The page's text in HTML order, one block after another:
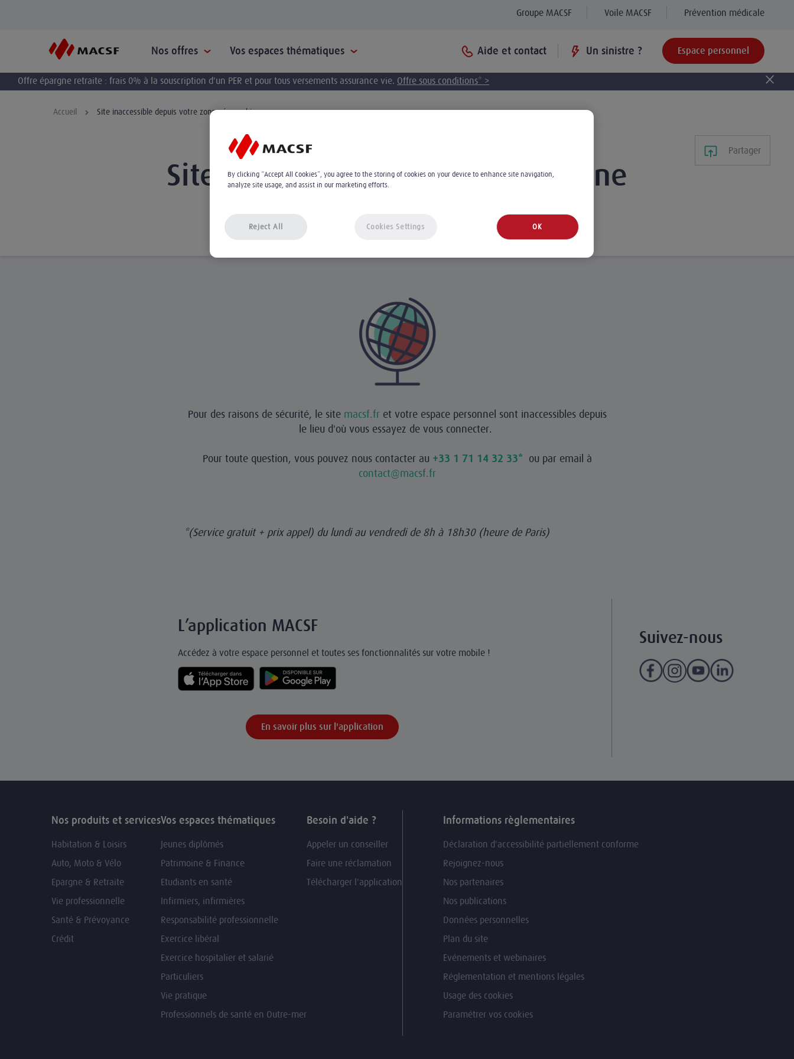
Groupe MACSF Voile MACSF Prévention médicale
Nos offres Vos espaces thématiques Aide et contact Un sinistre ? Espace personnel
Offre épargne retraite : frais 0% à la souscription d'un PER et pour tous versements assurance vie. Offre sous conditions* >
Accueil Site inaccessible depuis votre zone géographique
Site inaccessible depuis votre zone
géographique
Partager
Pour des raisons de sécurité, le site macsf.fret votre espace personnel sont inaccessibles depuis
le lieu d'où vous essayez de vous connecter.
Pour toute question, vous pouvez nous contacter au +33 1 71 14 32 33* ou par email à
contact@macsf.fr
*(Service gratuit + prix appel) du lundi au vendredi de 8h à 18h30 (heure de Paris)
L’application MACSF
Accédez à votre espace personnel et toutes ses fonctionnalités sur votre mobile !
En savoir plus sur l'application
Suivez-nous
Nos produits et services
Habitation & Loisirs
Auto, Moto & Vélo
Epargne & Retraite
Vie professionnelle
Santé & Prévoyance
Crédit
Vos espaces thématiques
Jeunes diplômés
Patrimoine & Finance
Etudiants en santé
Infirmiers, infirmières
Responsabilité professionnelle
Exercice libéral
Exercice hospitalier et salarié
Particuliers
Vie pratique
Professionnels de santé en Outre-mer
Besoin d'aide ?
Appeler un conseiller
Faire une réclamation
Télécharger l'application
Informations règlementaires
Déclaration d'accessibilité partiellement conforme
Rejoignez-nous
Nos partenaires
Nos publications
Données personnelles
Plan du site
Evénements et webinaires
Réglementation et mentions légales
Usage des cookies
Paramétrer vos cookies
By clicking “Accept All Cookies”, you agree to the storing of cookies on your device to enhance site navigation,
analyze site usage, and assist in our marketing efforts.
Reject All OK
Cookies Settings